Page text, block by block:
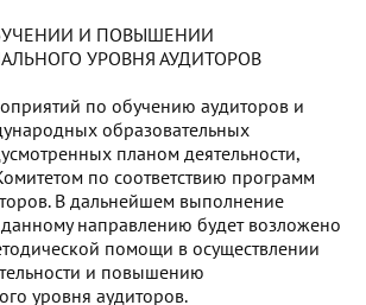
И ПОВЫШЕНИИ
УРОВНЯ АУДИТОРОВ
по обучению аудиторов и
образовательных
планом деятельности,
по соответствию программ
В дальнейшем выполнение
направлению будет возложено
помощи в осуществлении
и повышению
уровня аудиторов.